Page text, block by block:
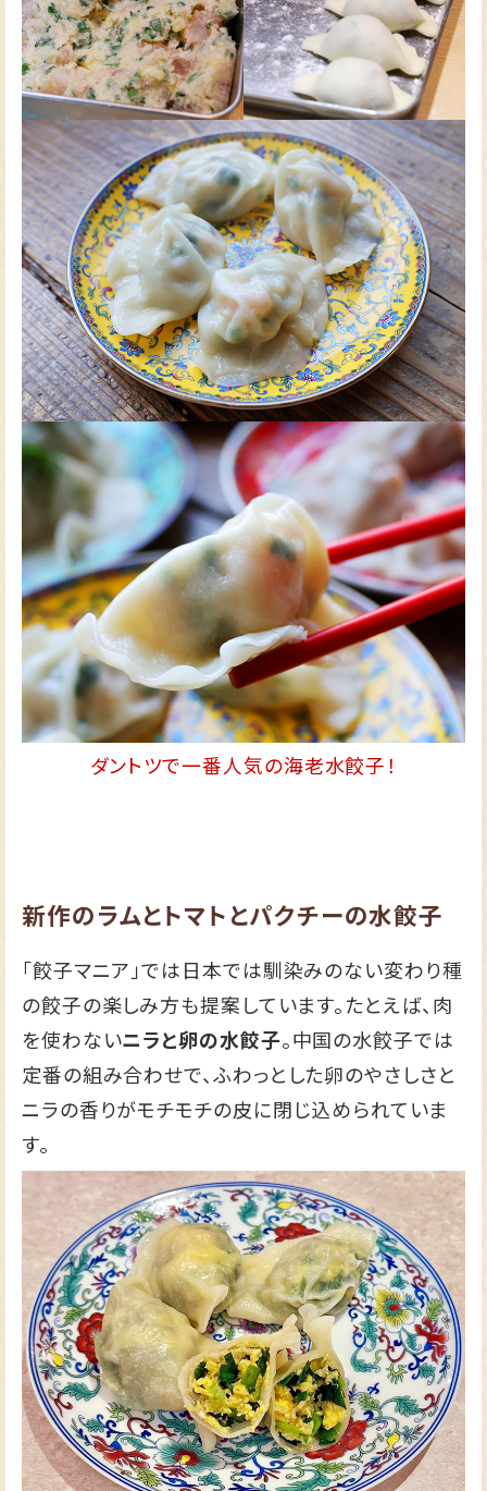
ダントツで一番人気の海老水餃子！
新作のラムとトマトとパクチーの水餃子
「餃子マニア」では日本では馴染みのない変わり種
の餃子の楽しみ方も提案しています。たとえば、肉
を使わないニラと卵の水餃子。中国の水餃子では
定番の組み合わせで、ふわっとした卵のやさしさと
ニラの香りがモチモチの皮に閉じ込められていま
す。